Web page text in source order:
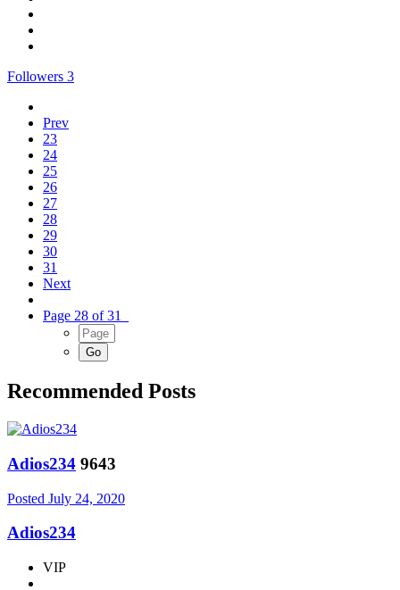
Followers 3
Prev
23
24
25
26
27
28
29
30
31
Next
Page 28 of 31
Recommended Posts
Adios234 9643
Posted July 24, 2020
Adios234
VIP